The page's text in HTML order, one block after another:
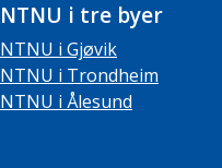
NTNU i tre byer
NTNU i Gjøvik
NTNU i Trondheim
NTNU i Ålesund